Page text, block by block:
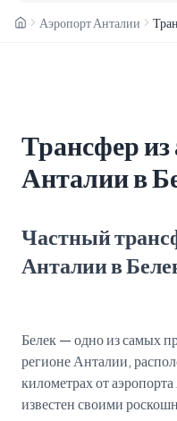
Аэропорт Анталии
Трансфер из
Анталии в
Частный
Анталии в
Белек — одно из самых
регионе Анталии,
километрах от
известен своими